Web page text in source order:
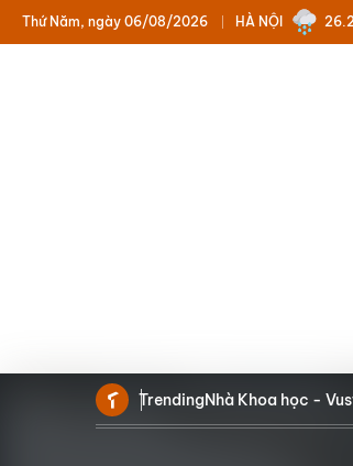
HÀ NỘI
Thứ Năm, ngày 06/08/2026
TrendingNhà Khoa học -